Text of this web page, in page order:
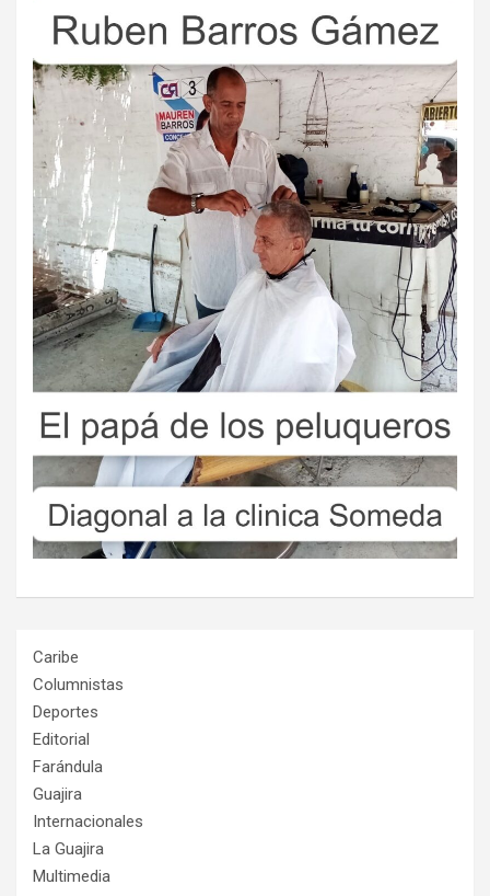
Caribe
Columnistas
Deportes
Editorial
Farándula
Guajira
Internacionales
La Guajira
Multimedia